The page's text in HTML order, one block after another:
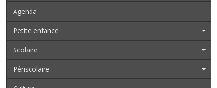
Agenda
Petite enfance
Scolaire
Périscolaire